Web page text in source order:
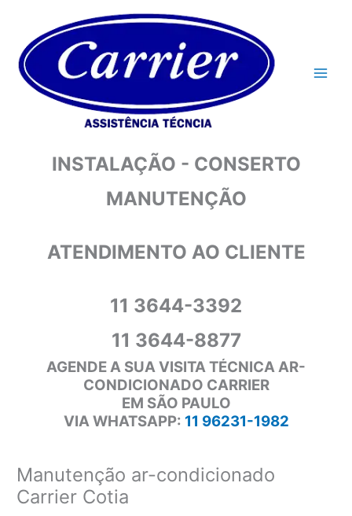
conteúdo
INSTALAÇÃO - CONSERTO
MANUTENÇÃO
ATENDIMENTO AO CLIENTE
11 3644-3392
11 3644-8877
AGENDE A SUA VISITA TÉCNICA AR-
CONDICIONADO CARRIER
EM SÃO PAULO
VIA WHATSAPP: 11 96231-1982
Manutenção ar-condicionado
Carrier Cotia